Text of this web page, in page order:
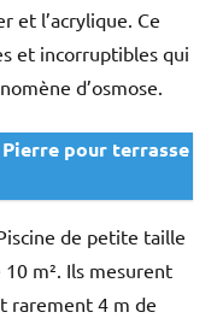
et l’acrylique. Ce
et incorruptibles qui
d’osmose.
Pierre pour terrasse
de petite taille
m². Ils mesurent
rarement 4 m de